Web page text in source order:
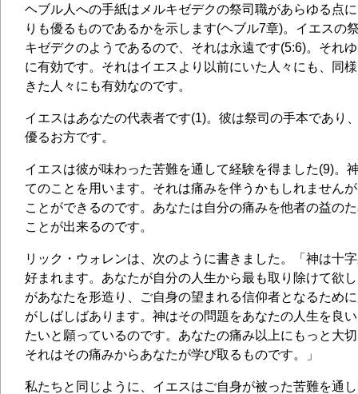
ヘブル人への手紙はメルキゼデクの祭司職があらゆる点
りも優るものであるかを示します(ヘブル7章)。イエスの
キゼデクのようであるので、それは永遠です(5:6)。それ
に有効です。それはイエスより以前にいた人々にも、同
きた人々にも有効なのです。
イエスはあなたの代表者です(1)。彼は祭司の手本であり
優るお方です。
イエスは彼が味わった苦難を通して経験を得ました(9)。
てのことを用います。それは痛みを伴うかもしれません
ことができるのです。あなたは自分の痛みを他者の益の
ことが出来るのです。
リック・ウォレンは、次のように書きました。「神は十
好まれます。あなたが自分の人生から最も取り除けて欲
があなたを形造り、ご自身の望まれる信仰者となるため
がしばしばあります。神はその問題をあなたの人生を良
たいと願っているのです。あなたの痛み以上にもっと大
それはその痛みからあなたが学び取るものです。」
私たちと同じように、イエスはご自身が被った苦難を通